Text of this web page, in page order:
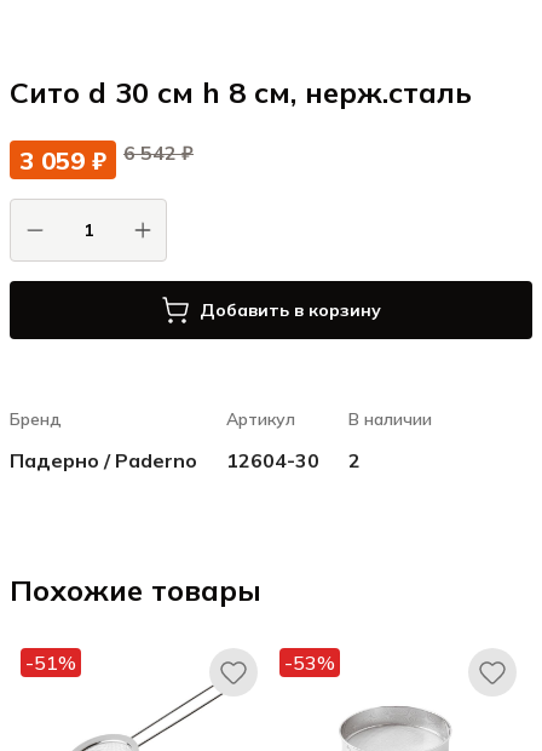
Сито d 30 см h 8 см, нерж.cталь
3 059 ₽ 6 542 ₽
Добавить в корзину
Бренд
Падерно / Paderno
Артикул
12604-30
В наличии
2
Похожие товары
-51% -53%